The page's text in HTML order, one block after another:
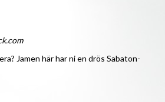
Jamen här har ni en drös Sabaton-